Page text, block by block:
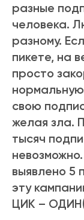
разные
человека.
разному.
пикете, на
просто
свою
желая зла.
тысяч
выявлено 5
эту
ЦИК –